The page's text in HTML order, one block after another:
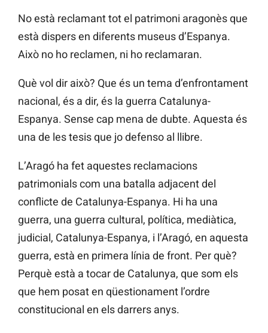
No està reclamant tot el patrimoni aragonès que
està dispers en diferents museus d’Espanya.
Això no ho reclamen, ni ho reclamaran.
Què vol dir això? Que és un tema d’enfrontament
nacional, és a dir, és la guerra Catalunya-
Espanya. Sense cap mena de dubte. Aquesta és
una de les tesis que jo defenso al llibre.
L’Aragó ha fet aquestes reclamacions
patrimonials com una batalla adjacent del
conflicte de Catalunya-Espanya. Hi ha una
guerra, una guerra cultural, política, mediàtica,
judicial, Catalunya-Espanya, i l’Aragó, en aquesta
guerra, està en primera línia de front. Per què?
Perquè està a tocar de Catalunya, que som els
que hem posat en qüestionament l’ordre
constitucional en els darrers anys.